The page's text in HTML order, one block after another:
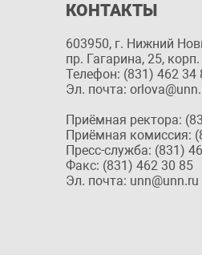
КОНТАКТЫ
603950, г. Нижний
пр. Гагарина, 25,
Телефон: (831) 462 34
Эл. почта:
Приёмная ректора:
Приёмная комиссия:
Пресс-служба: (831)
Факс: (831) 462 30 85
Эл. почта: unn@unn.ru